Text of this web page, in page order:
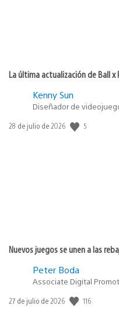
La última actualización de Ball
Kenny Sun
Diseñador de
Fecha
28 de julio de 2026 5
Nuevos juegos se unen a las
Peter Boda
Associate Digital
Fecha
27 de julio de 2026 116